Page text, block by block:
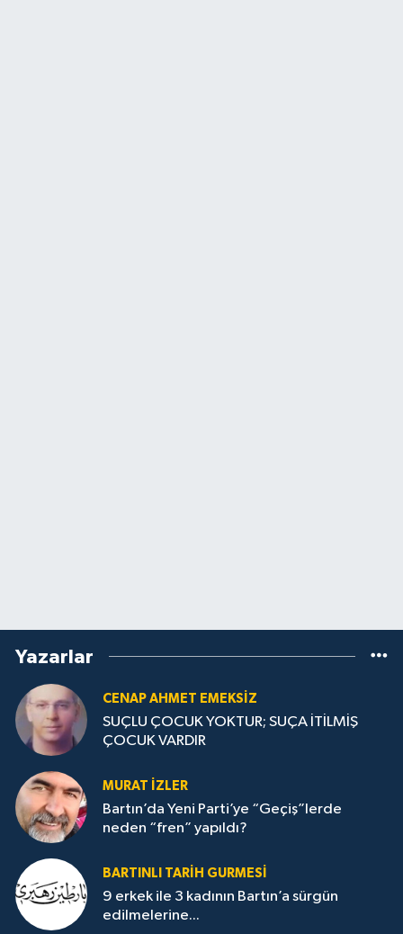
Yazarlar
CENAP AHMET EMEKSİZ
SUÇLU ÇOCUK YOKTUR; SUÇA İTİLMİŞ
ÇOCUK VARDIR
MURAT İZLER
Bartın’da Yeni Parti’ye “Geçiş”lerde
neden “fren” yapıldı?
BARTINLI TARIH GURMESI
9 erkek ile 3 kadının Bartın’a sürgün
edilmelerine...